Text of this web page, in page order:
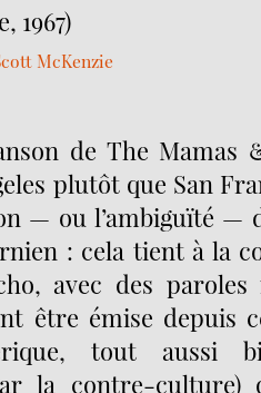
1967)
McKenzie
de The Mamas
plutôt que San
— ou l’ambiguïté —
: cela tient à la
avec des paroles
être émise depuis
tout aussi
la contre-culture)